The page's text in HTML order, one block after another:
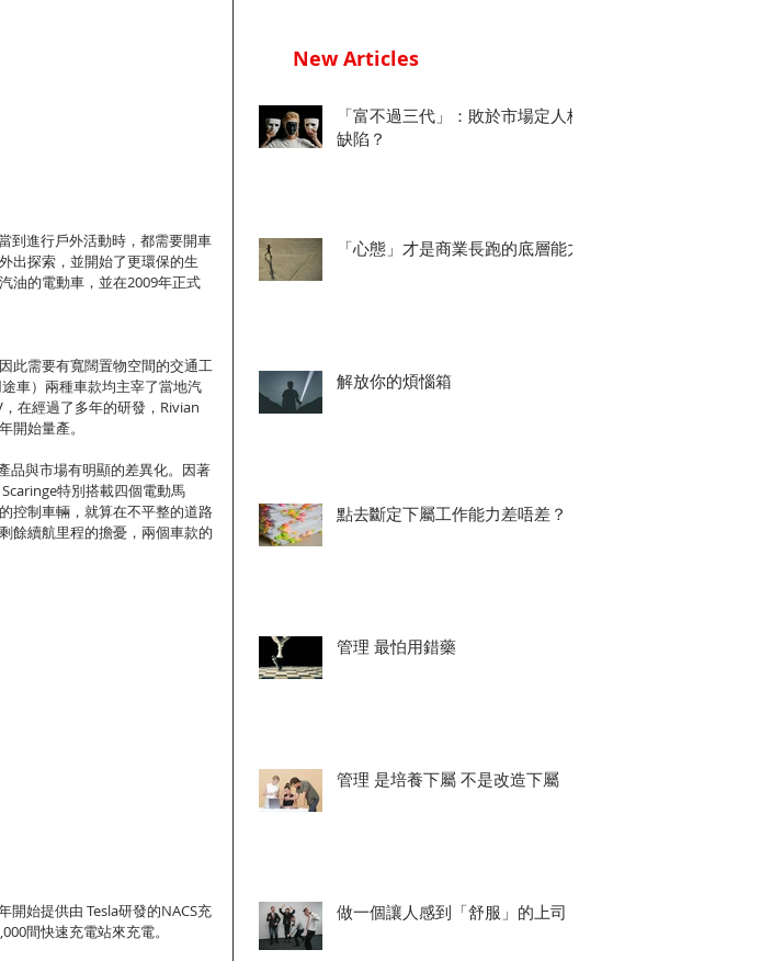
到進行戶外活動時，都需要開車
出探索，並開始了更環保的生
油的電動車，並在2009年正式
此需要有寬闊置物空間的交通工
車）兩種車款均主宰了當地汽
在經過了多年的研發，Rivian
開始量產。
品與市場有明顯的差異化。因著
特別搭載四個電動馬
控制車輛，就算在不平整的道路
餘續航里程的擔憂，兩個車款的
始提供由 Tesla研發的NACS充
間快速充電站來充電。
New Articles
「富不過三代」：敗於市場定人格
缺陷？
「心態」才是商業長跑的底層能力
解放你的煩惱箱
點去斷定下屬工作能力差唔差？
管理 最怕用錯藥
管理 是培養下屬 不是改造下屬
做一個讓人感到「舒服」的上司